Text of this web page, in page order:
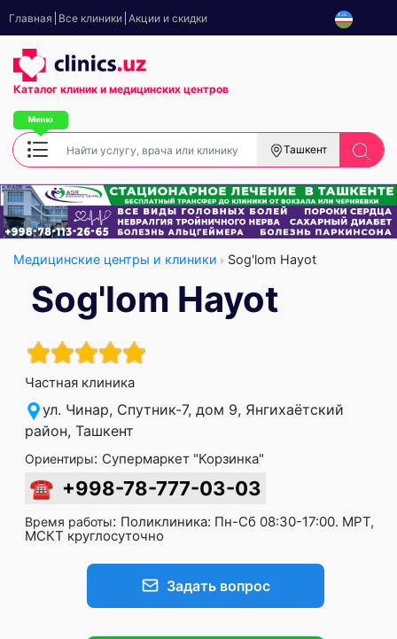
Главная Все клиники Акции и скидки
Каталог клиник и медицинских центров
Ташкент
Медицинские центры и клиники Sog'lom Hayot
Sog'lom Hayot
Частная клиника
ул. Чинар, Спутник-7, дом 9, Янгихаётский
район, Ташкент
Ориентиры: Супермаркет "Корзинка"
☎ +998-78-777-03-03
Время работы: Поликлиника: Пн-Сб 08:30-17:00. МРТ,
МСКТ круглосуточно
Задать вопрос